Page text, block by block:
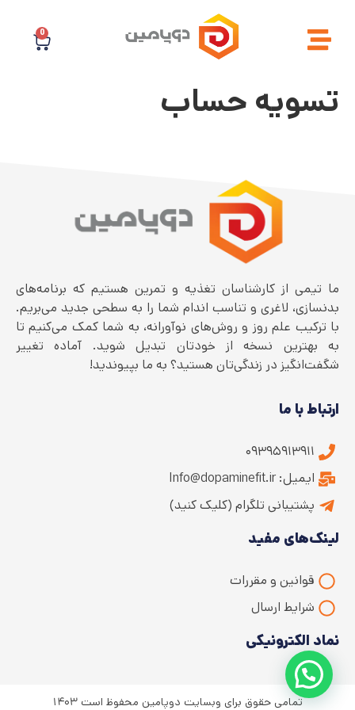
0
تسویه حساب
ما تیمی از کارشناسان تغذیه و تمرین هستیم که برنامه‌های
بدنسازی، لاغری و تناسب اندام شما را به سطحی جدید می‌بریم.
با ترکیب علم روز و روش‌های نوآورانه، به شما کمک می‌کنیم تا
به بهترین نسخه از خودتان تبدیل شوید. آماده تغییر
شگفت‌انگیز در زندگی‌تان هستید؟ به ما بپیوندید!
ارتباط با ما
۰۹۳۹۵۹۱۳۹۱۱
ایمیل: Info@dopaminefit.ir
پشتیبانی تلگرام (کلیک کنید)
لینک‌های مفید
قوانین و مقررات
شرایط ارسال
نماد الکترونیکی
تمامی حقوق برای وبسایت دوپامین محفوظ است ۱۴۰۳